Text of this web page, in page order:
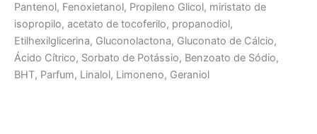
Pantenol, Fenoxietanol, Propileno Glicol, miristato de
isopropilo, acetato de tocoferilo, propanodiol,
Etilhexilglicerina, Gluconolactona, Gluconato de Cálcio,
Ácido Cítrico, Sorbato de Potássio, Benzoato de Sódio,
BHT, Parfum, Linalol, Limoneno, Geraniol